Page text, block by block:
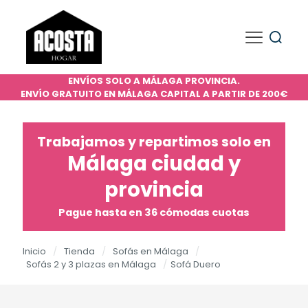
ENVÍOS SOLO A MÁLAGA PROVINCIA.
ENVÍO GRATUITO EN MÁLAGA CAPITAL A PARTIR DE 200€
Trabajamos y repartimos solo en
Málaga ciudad y
provincia
Pague hasta en 36 cómodas cuotas
Inicio / Tienda / Sofás en Málaga
/
Sofás 2 y 3 plazas en Málaga
/ Sofá Duero